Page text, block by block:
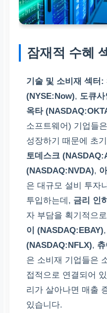
잠재적 수혜
기술 및 소비재 섹터:
(NYSE:Now), 도큐
옥타
소프트웨어) 기업들
성장하기 때문에 초
토데스크
(NASDAQ:NVDA),
은 대규모 설비 투자
투입하는데, 금리 인
자 부담을 획기적으
이 (NASDAQ:EBAY),
(NASDAQ:NFLX),
은 소비재 기업들은
접적으로 연결되어
리가 살아나면 매출
있습니다.